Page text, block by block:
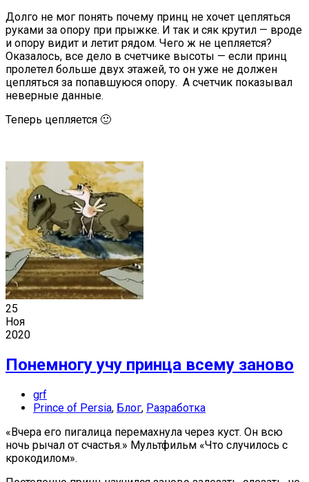
Долго не мог понять почему принц не хочет цепляться
руками за опору при прыжке. И так и сяк крутил — вроде
и опору видит и летит рядом. Чего ж не цепляется?
Оказалось, все дело в счетчике высоты — если принц
пролетел больше двух этажей, то он уже не должен
цепляться за попавшуюся опору. А счетчик показывал
неверные данные.
Теперь цепляется 🙂
25
Ноя
2020
Понемногу учу принца всему заново
grf
Prince of Persia, Блог, Разработка
«Вчера его пигалица перемахнула через куст. Он всю
ночь рычал от счастья.» Мультфильм «Что случилось с
крокодилом».